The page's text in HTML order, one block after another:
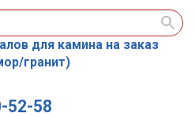
52-58
для камина на заказ
гранит)